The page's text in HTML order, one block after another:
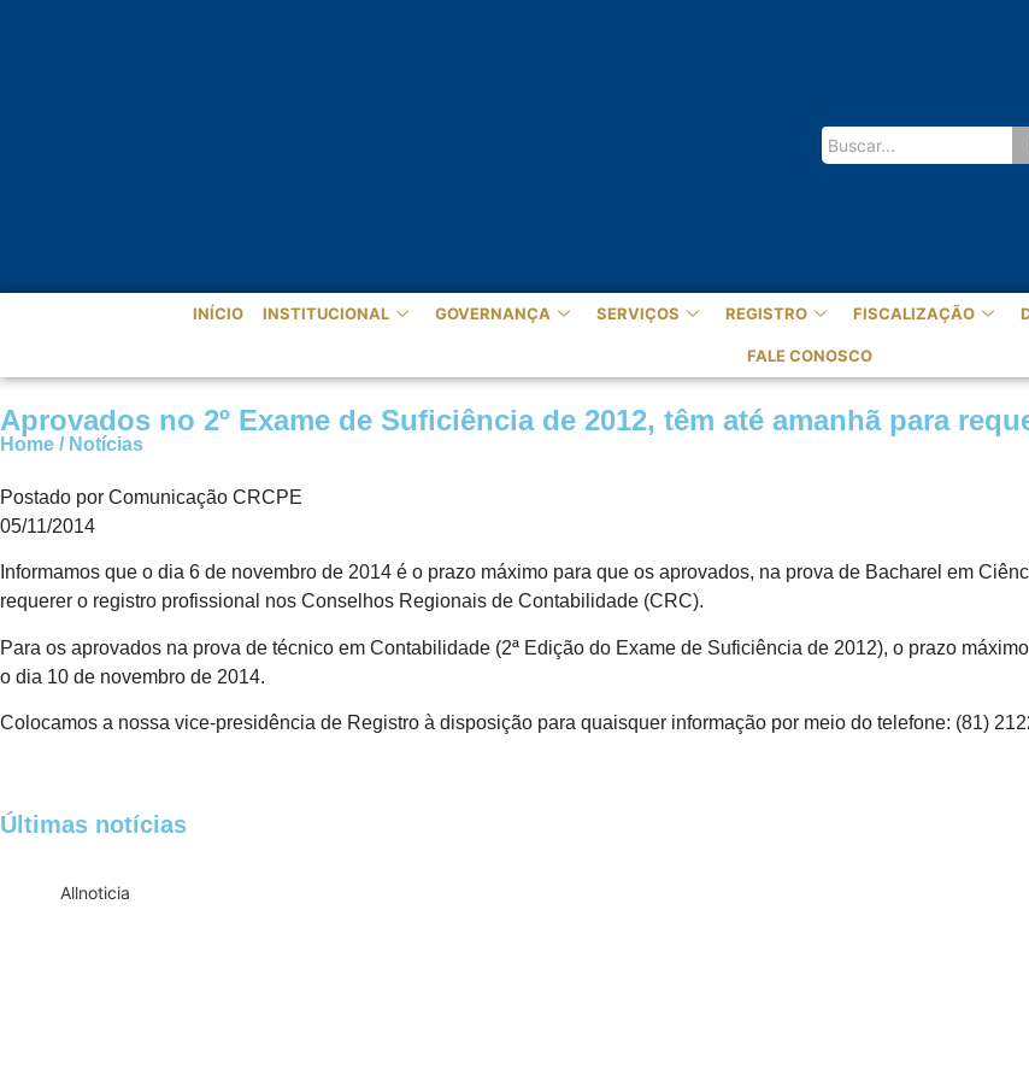
INÍCIO INSTITUCIONAL GOVERNANÇA SERVIÇOS REGISTRO FISCALIZAÇÃO
FALE CONOSCO
Aprovados no 2º Exame de Suficiência de 2012, têm até amanhã para
Home / Notícias
Postado por Comunicação CRCPE
05/11/2014
Informamos que o dia 6 de novembro de 2014 é o prazo máximo para que os aprovados, na prova de Bacharel em
requerer o registro profissional nos Conselhos Regionais de Contabilidade (CRC).
Para os aprovados na prova de técnico em Contabilidade (2ª Edição do Exame de Suficiência de 2012), o prazo
o dia 10 de novembro de 2014.
Colocamos a nossa vice-presidência de Registro à disposição para quaisquer informação por meio do telefone: (81)
Últimas notícias
Allnoticia